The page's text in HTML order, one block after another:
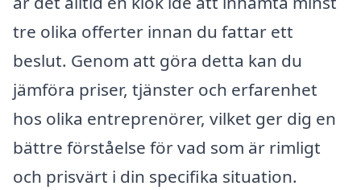
tre olika offerter innan du fattar ett
beslut. Genom att göra detta kan du
jämföra priser, tjänster och erfarenhet
hos olika entreprenörer, vilket ger dig en
bättre förståelse för vad som är rimligt
och prisvärt i din specifika situation.